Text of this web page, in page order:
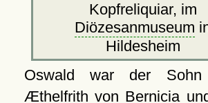
Kopfreliquiar, im
Diözesanmuseum
Hildesheim
Oswald war der
Æthelfrith von Bernicia